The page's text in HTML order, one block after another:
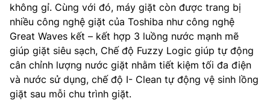
không gỉ. Cùng với đó, máy giặt còn được trang bị
nhiều công nghệ giặt của Toshiba như công nghệ
Great Waves kết – kết hợp 3 luồng nước mạnh mẽ
giúp giặt siêu sạch, Chế độ Fuzzy Logic giúp tự động
cân chỉnh lượng nước giặt nhằm tiết kiệm tối đa điện
và nước sử dụng, chế độ I- Clean tự động vệ sinh lồng
giặt sau mỗi chu trình giặt.